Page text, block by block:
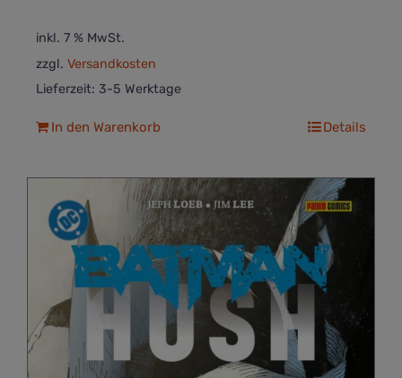
inkl. 7 % MwSt.
zzgl. Versandkosten
Lieferzeit: 3-5 Werktage
In den Warenkorb Details